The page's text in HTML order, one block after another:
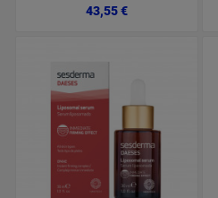
43,55 €Preço